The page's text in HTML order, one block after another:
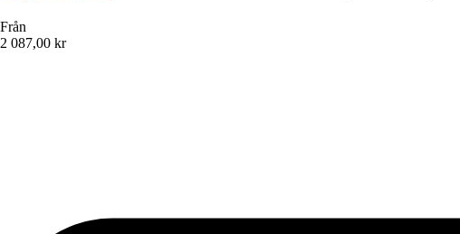
Från
2 087,00 kr